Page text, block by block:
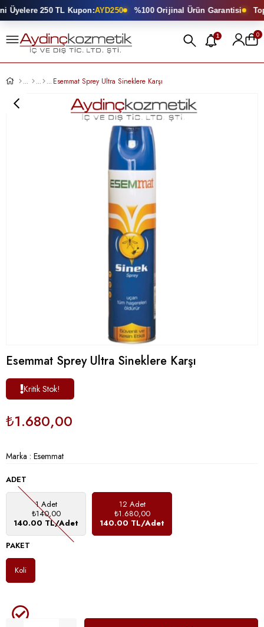
Üyelere 250 TL Kupon:AYD250 %100 Orijinal Ürün Garantisi
1 0
Esemmat Sprey Ultra Sineklere Karşı
Esemmat Sprey Ultra Sineklere Karşı
Kritik Stok!
₺1.680,00
Marka : Esemmat
ADET
1 Adet
₺140,00
140.00 TL/Adet
12 Adet
₺1.680,00
140.00 TL/Adet
PAKET
Koli